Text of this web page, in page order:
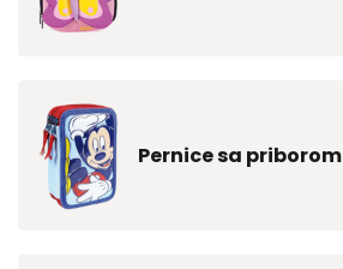
Pernice sa priborom